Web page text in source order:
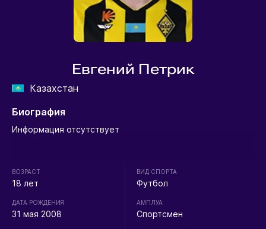
Евгений Петрик
Казахстан
Биография
Информация отсутствует
ВОЗРАСТ
18 лет
ДАТА РОЖДЕНИЯ
31 мая 2008
ВИД СПОРТА
Футбол
АМПЛУА
Спортсмен